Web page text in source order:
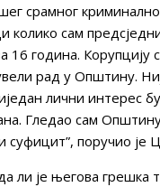
срамног
колико сам
16 година. Корупцију
рад у Општину.
лични интерес
Гледао сам Општину
суфицит”, поручио је
ли је његова грешка